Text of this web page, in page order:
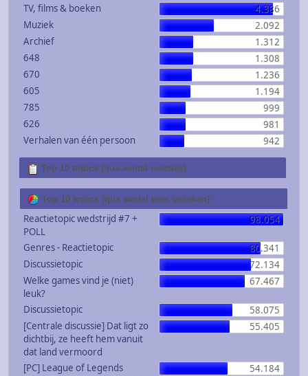
TV, films & boeken
4.386
Muziek
2.092
Archief
1.312
648
1.308
670
1.236
605
1.194
785
999
626
981
Verhalen van één persoon
942
Top 10 topics (qua aantal reacties)
Top 10 topics (qua aantal keer bekeken)
Reactietopic wedstrijd #7 +
POLL
98.054
Genres - Reactietopic
80.341
Discussietopic
72.134
Welke games vind je (niet)
leuk?
67.467
Discussietopic
58.075
[Centrale discussie] Dat ligt zo
dichtbij, ze heeft hem vanuit
dat land vermoord
55.405
[PC] League of Legends
54.184